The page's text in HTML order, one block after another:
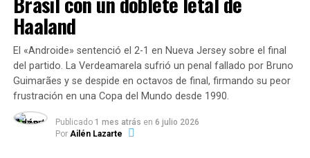
intervención de más de 19.000 efectivos nacionales y la
colaboración de
internacional destacan:
Estados Unidos:Asistencia por más de 386
Lauderdale.
Desafíos logísticos de un
enfriamiento masivo
Desactivar una estructura de 27 kilómetros de
circunferencia no es una tarea que se realice
semanas de meticuloso trabajo:
Haaland
El «Androide» sentenció el 2-1 en Nueva Jersey sobre el final
del partido. La Verdeamarela sufrió un penal fallado por Bruno
Guimarães y se despide en octavos de final, firmando su peor
frustración en una Copa del Mundo desde 1990.
Publicado 1 mes atrás en 6 julio 2026
Por Ailén Lazarte